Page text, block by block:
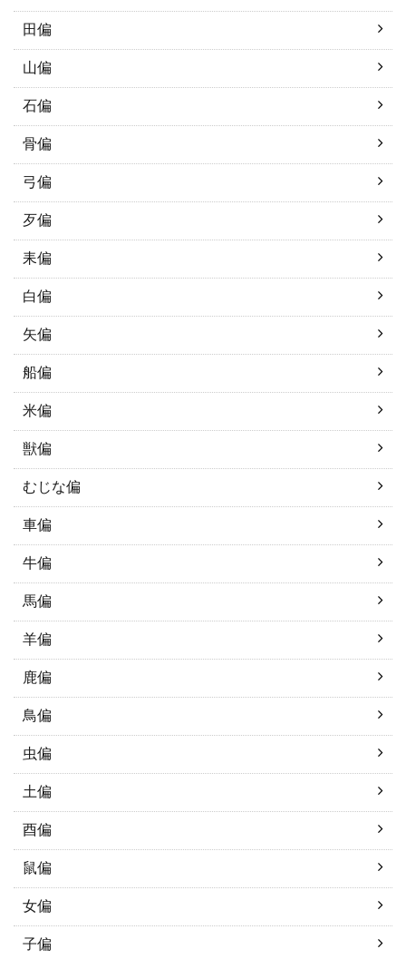
田偏
山偏
石偏
骨偏
弓偏
歹偏
耒偏
白偏
矢偏
船偏
米偏
獣偏
むじな偏
車偏
牛偏
馬偏
羊偏
鹿偏
鳥偏
虫偏
土偏
酉偏
鼠偏
女偏
子偏